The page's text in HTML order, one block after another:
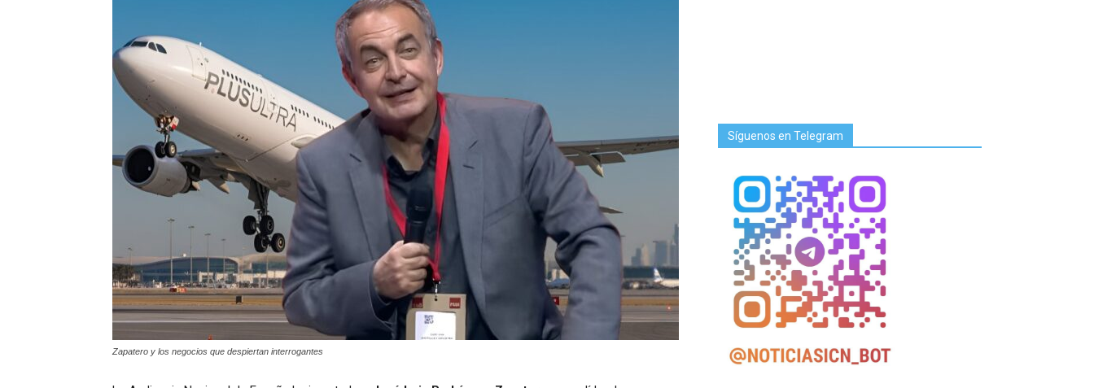
Zapatero y los negocios que despiertan interrogantes
Síguenos en Telegram